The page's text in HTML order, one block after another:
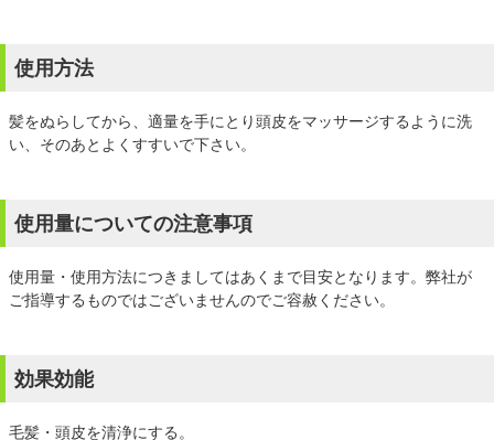
使用方法
髪をぬらしてから、適量を手にとり頭皮をマッサージするように洗
い、そのあとよくすすいで下さい。
使用量についての注意事項
使用量・使用方法につきましてはあくまで目安となります。弊社が
ご指導するものではございませんのでご容赦ください。
効果効能
毛髪・頭皮を清浄にする。